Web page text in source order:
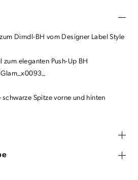
Dirndl-BH vom Designer Label Style
zum eleganten Push-Up BH
schwarze Spitze vorne und hinten